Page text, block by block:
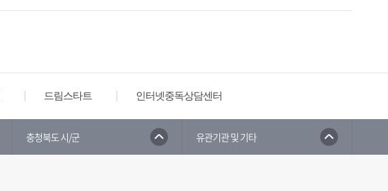
드림스타트 인터넷중독상담센터
충청북도 시/군 유관기관 및 기타